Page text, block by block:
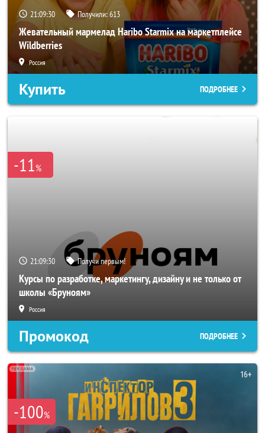
21:09:28 Получили:613
Жевательный мармелад Haribo Starmix на маркетплейсе
Wildberries
Россия
Купить ПОДРОБНЕЕ
-11%
21:09:28 Получи первым!
Курсы по разработке, маркетингу, дизайну и не только от
школы «Бруноям»
Россия
Промокод ПОДРОБНЕЕ
-100%